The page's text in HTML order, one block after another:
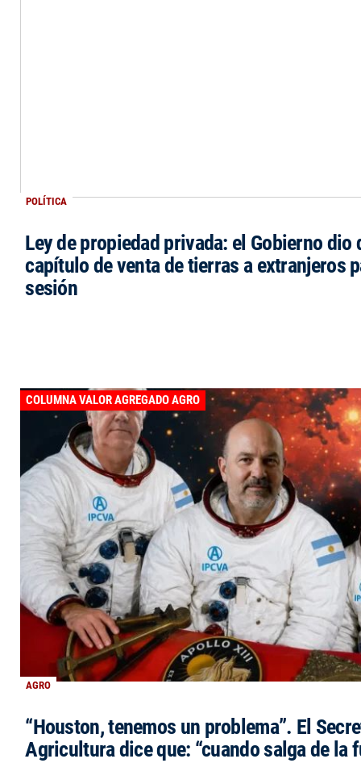
POLÍTICA
Ley de propiedad privada: el Gobierno dio
capítulo de venta de tierras a extranjeros
sesión
AGRO
COLUMNA VALOR AGREGADO AGRO
“Houston, tenemos un problema”. El
Agricultura dice que: “cuando salga de la